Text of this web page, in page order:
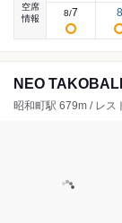
空席
情報
8/7 8
NEO
昭和町駅 679m / レス